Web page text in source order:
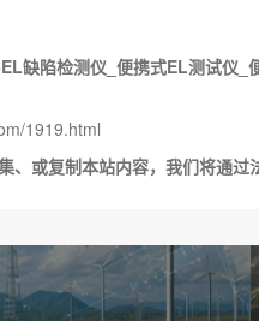
缺陷检测仪_便携式EL测试仪
1919.html
或复制本站内容，我们将通过